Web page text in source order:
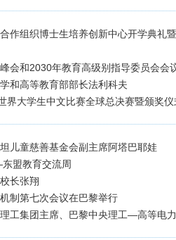
作组织博士生培养创新中心开学典礼
会和2030年教育高级别指导委员会会
和高等教育部部长法利科夫
界大学生中文比赛全球总决赛暨颁奖
儿童慈善基金会副主席阿塔巴耶娃
盟教育交流周
长张翔
制第七次会议在巴黎举行
工集团主席、巴黎中央理工—高等电